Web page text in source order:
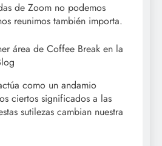
de Zoom no podemos
reunimos también importa.
como un andamio
ciertos significados a las
sutilezas cambian nuestra